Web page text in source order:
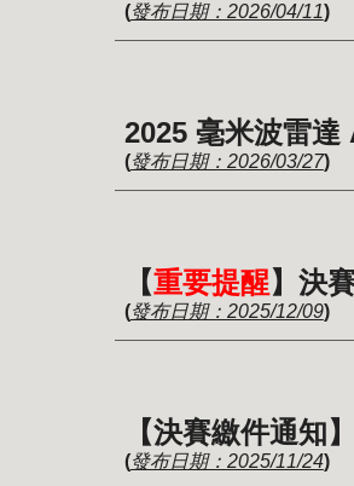
(發布日期：2026/04/11)
2025 毫米波雷達
(發布日期：2026/03/27)
【重要提醒】決
(發布日期：2025/12/09)
【決賽繳件通知
(發布日期：2025/11/24)